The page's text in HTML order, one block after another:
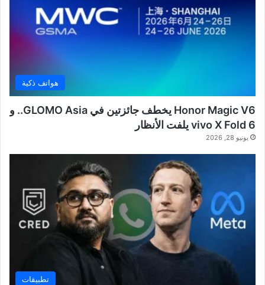
هواتف ذكية
Honor Magic V6 يخطف جائزتين في GLOMO Asia.. و
vivo X Fold 6 يلفت الأنظار
يونيو 28, 2026
تطبيقات